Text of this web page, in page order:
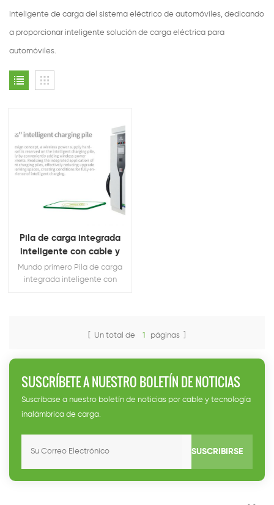
inteligente de carga del sistema eléctrico de automóviles, dedicando
a proporcionar inteligente solución de carga eléctrica para
automóviles.
Pila de carga integrada
inteligente con cable y
inalámbrico
Mundo primero Pila de carga
integrada inteligente con
[ Un total de 1 páginas ]
SUSCRÍBETE A NUESTRO BOLETÍN DE NOTICIAS
Suscríbase a nuestro boletín de noticias por cable y tecnología
inalámbrica de carga.
SUSCRIBIRSE